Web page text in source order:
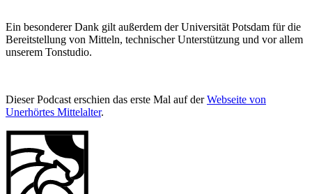
Ein besonderer Dank gilt außerdem der Universität Potsdam für die
Bereitstellung von Mitteln, technischer Unterstützung und vor allem
unserem Tonstudio.
Dieser Podcast erschien das erste Mal auf derWebseite von
Unerhörtes Mittelalter.